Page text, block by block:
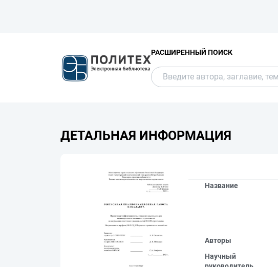
РАСШИРЕННЫЙ ПОИСК
ДЕТАЛЬНАЯ ИНФОРМАЦИЯ
Название
Авторы
Научный